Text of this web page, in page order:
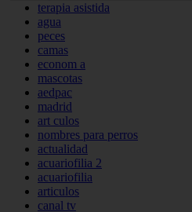
terapia asistida
agua
peces
camas
econom a
mascotas
aedpac
madrid
art culos
nombres para perros
actualidad
acuariofilia 2
acuariofilia
articulos
canal tv